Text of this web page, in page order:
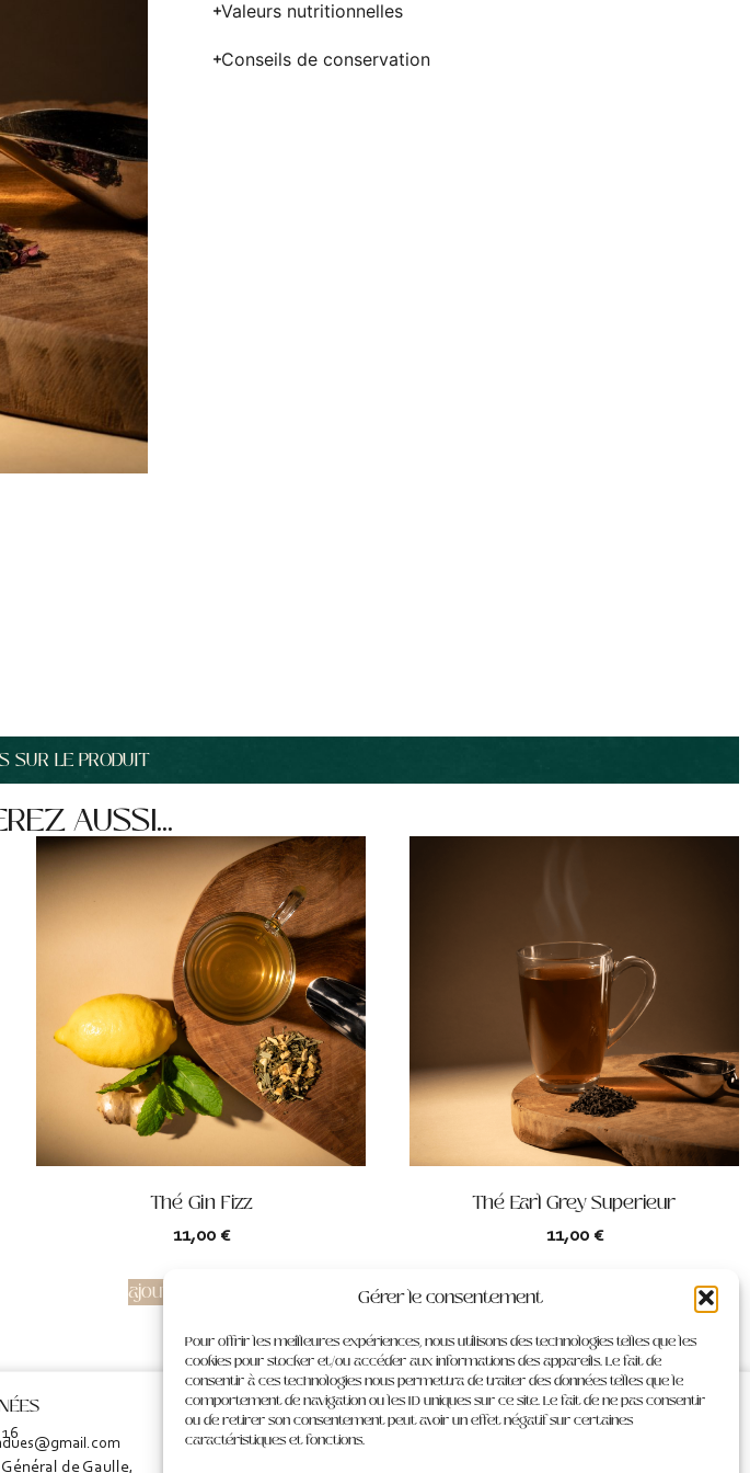
Gérer le consentement
Pour offrir les meilleures expériences, nous utilisons des technologies telles que les
cookies pour stocker et/ou accéder aux informations des appareils. Le fait de
consentir à ces technologies nous permettra de traiter des données telles que le
comportement de navigation ou les ID uniques sur ce site. Le fait de ne pas consentir
ou de retirer son consentement peut avoir un effet négatif sur certaines
caractéristiques et fonctions.
Valeurs nutritionnelles
Conseils de conservation
SUR LE PRODUIT
AUSSI...
Thé Gin Fizz
11,00 €
ajouter au panier
Thé Earl Grey Superieur
11,00 €
ajouter au panier
Général de Gaulle,
SUIVEZ-NOUS INFORMATIONS LÉGALES
Mentions légales